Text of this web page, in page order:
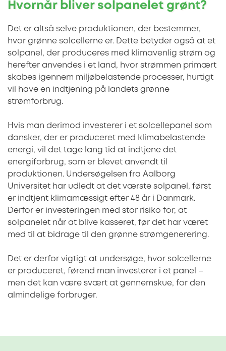
Hvornår bliver solpanelet grønt?
Det er altså selve produktionen, der bestemmer,
hvor grønne solcellerne er. Dette betyder også at et
solpanel, der produceres med klimavenlig strøm og
herefter anvendes i et land, hvor strømmen primært
skabes igennem miljøbelastende processer, hurtigt
vil have en indtjening på landets grønne
strømforbrug.
Hvis man derimod investerer i et solcellepanel som
dansker, der er produceret med klimabelastende
energi, vil det tage lang tid at indtjene det
energiforbrug, som er blevet anvendt til
produktionen. Undersøgelsen fra Aalborg
Universitet har udledt at det værste solpanel, først
er indtjent klimamæssigt efter 48 år i Danmark.
Derfor er investeringen med stor risiko for, at
solpanelet når at blive kasseret, før det har været
med til at bidrage til den grønne strømgenerering.
Det er derfor vigtigt at undersøge, hvor solcellerne
er produceret, førend man investerer i et panel –
men det kan være svært at gennemskue, for den
almindelige forbruger.